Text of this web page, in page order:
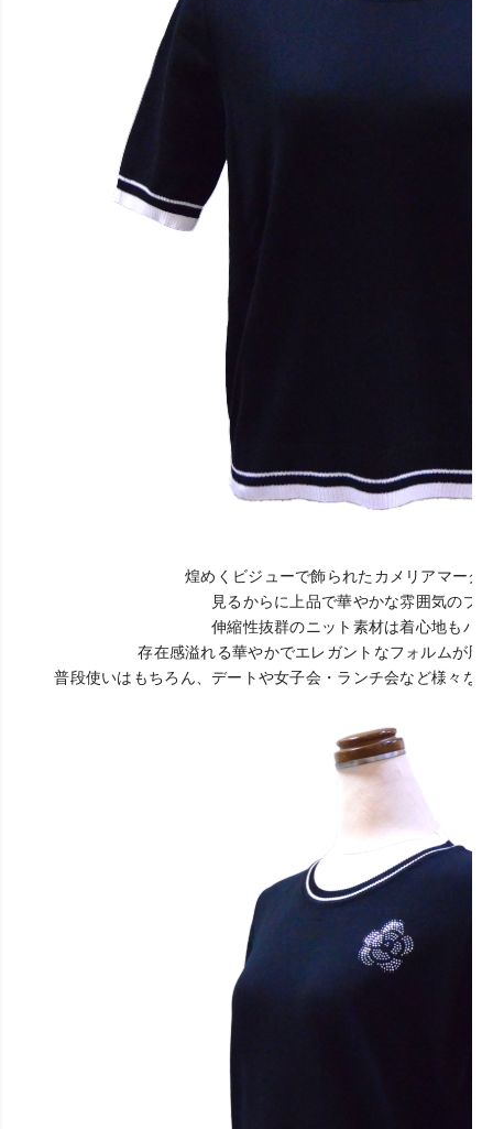
煌めくビジューで飾られたカメリアマー
見るからに上品で華やかな雰囲気のプ
伸縮性抜群のニット素材は着心地もバ
存在感溢れる華やかでエレガントなフォルムが
普段使いはもちろん、デートや女子会・ランチ会など様々な